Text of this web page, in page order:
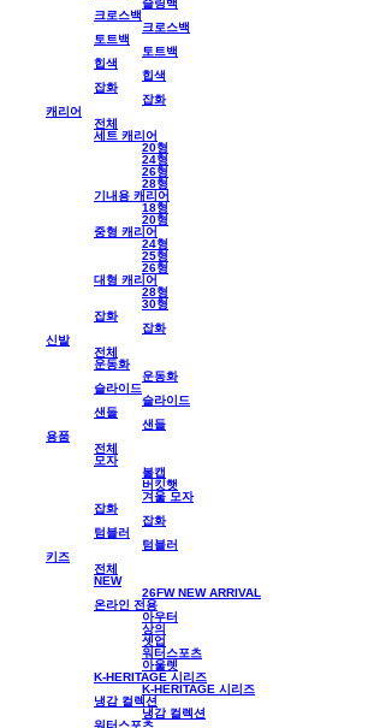
슬링백
크로스백
크로스백
토트백
토트백
힙색
힙색
잡화
잡화
캐리어
전체
세트 캐리어
20형
24형
26형
28형
기내용 캐리어
18형
20형
중형 캐리어
24형
25형
26형
대형 캐리어
28형
30형
잡화
잡화
신발
전체
운동화
운동화
슬라이드
슬라이드
샌들
샌들
용품
전체
모자
볼캡
버킷햇
겨울 모자
잡화
잡화
텀블러
텀블러
키즈
전체
NEW
26FW NEW ARRIVAL
온라인 전용
아우터
상의
셋업
워터스포츠
아울렛
K-HERITAGE 시리즈
K-HERITAGE 시리즈
냉감 컬렉션
냉감 컬렉션
워터스포츠